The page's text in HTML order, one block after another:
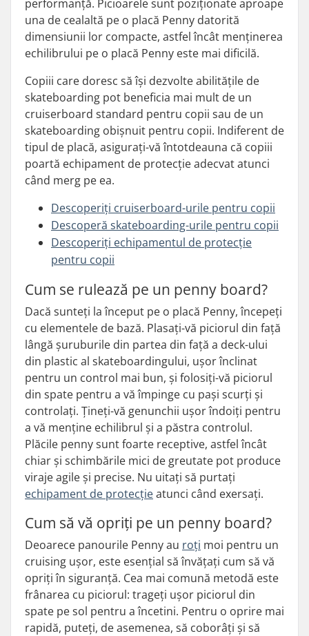
performanță. Picioarele sunt poziționate aproape
una de cealaltă pe o placă Penny datorită
dimensiunii lor compacte, astfel încât menținerea
echilibrului pe o placă Penny este mai dificilă.
Copiii care doresc să își dezvolte abilitățile de
skateboarding pot beneficia mai mult de un
cruiserboard standard pentru copii sau de un
skateboarding obișnuit pentru copii. Indiferent de
tipul de placă, asigurați-vă întotdeauna că copiii
poartă echipament de protecție adecvat atunci
când merg pe ea.
Descoperiți cruiserboard-urile pentru copii
Descoperă skateboarding-urile pentru copii
Descoperiți echipamentul de protecție
pentru copii
Cum se rulează pe un penny board?
Dacă sunteți la început pe o placă Penny, începeți
cu elementele de bază. Plasați-vă piciorul din față
lângă șuruburile din partea din față a deck-ului
din plastic al skateboardingului, ușor înclinat
pentru un control mai bun, și folosiți-vă piciorul
din spate pentru a vă împinge cu pași scurți și
controlați. Țineți-vă genunchii ușor îndoiți pentru
a vă menține echilibrul și a păstra controlul.
Plăcile penny sunt foarte receptive, astfel încât
chiar și schimbările mici de greutate pot produce
viraje agile și precise. Nu uitați să purtați
echipament de protecțieatunci când exersați.
Cum să vă opriți pe un penny board?
Deoarece panourile Penny au roți moi pentru un
cruising ușor, este esențial să învățați cum să vă
opriți în siguranță. Cea mai comună metodă este
frânarea cu piciorul: trageți ușor piciorul din
spate pe sol pentru a încetini. Pentru o oprire mai
rapidă, puteți, de asemenea, să coborâți și să